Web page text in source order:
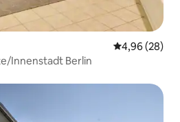
4,96 (28)
Innenstadt Berlin